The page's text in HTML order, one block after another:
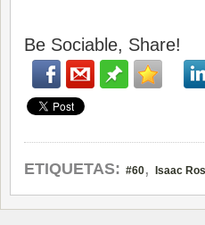
Be Sociable, Share!
ETIQUETAS: #60, Isaac